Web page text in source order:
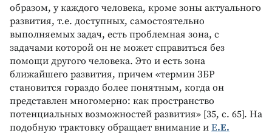
образом, у каждого человека, кроме зоны актуального
развития, т.е. доступных, самостоятельно
выполняемых задач, есть проблемная зона, с
задачами которой он не может справиться без
помощи другого человека. Это и есть зона
ближайшего развития, причем «термин ЗБР
становится гораздо более понятным, когда он
представлен многомерно: как пространство
потенциальных возможностей развития» [35, с. 65]. На
подобную трактовку обращает внимание и Е.Е.